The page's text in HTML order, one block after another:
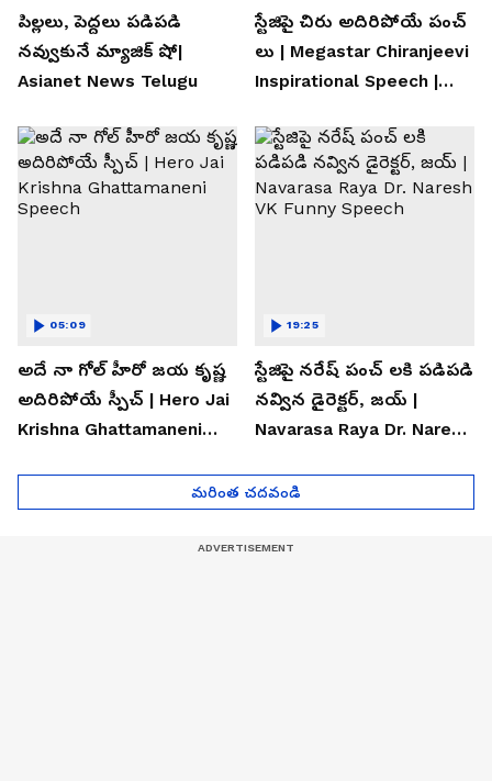
పిల్లలు, పెద్దలు పడిపడి
నవ్వుకునే మ్యాజిక్ షో|
Asianet News Telugu
స్టేజిపై చిరు అదిరిపోయే పంచ్
లు | Megastar Chiranjeevi
Inspirational Speech |
అదే నా గోల్ హీరో జయ కృష్ణ
అదిరిపోయే స్పీచ్ | Hero Jai
Krishna Ghattamaneni
05:09
స్టేజిపై నరేష్ పంచ్ లకి పడిపడి
నవ్విన డైరెక్టర్, జయ్ |
Navarasa Raya Dr. Naresh
19:25
మరింత చదవండి